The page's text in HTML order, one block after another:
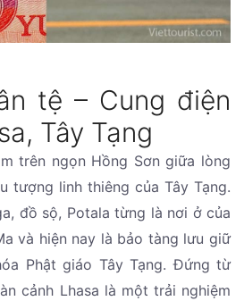
tệ – Cung điện
Tây Tạng
trên ngọn Hồng Sơn giữa lòng
tượng linh thiêng của Tây Tạng.
đồ sộ, Potala từng là nơi ở của
và hiện nay là bảo tàng lưu giữ
Phật giáo Tây Tạng. Đứng từ
cảnh Lhasa là một trải nghiệm